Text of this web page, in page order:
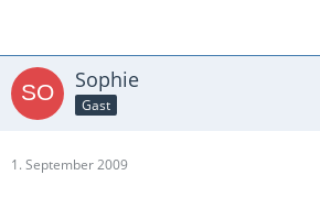
Sophie
Gast
1. September 2009